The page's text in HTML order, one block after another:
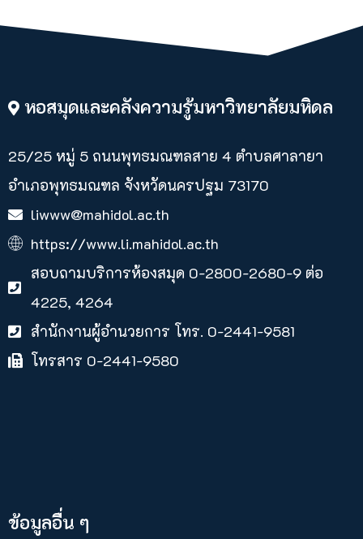
หอสมุดและคลังความรู้มหาวิทยาลัยมหิดล
25/25 หมู่ 5 ถนนพุทธมณฑลสาย 4 ตำบลศาลายา​
อำเภอพุทธมณฑล จังหวัดนครปฐม 73170
liwww@mahidol.ac.th
https://www.li.mahidol.ac.th
สอบถามบริการห้องสมุด 0-2800-2680-9 ต่อ
4225, 4264
สำนักงานผู้อำนวยการ โทร. 0-2441-9581
โทรสาร 0-2441-9580
ข้อมูลอื่น ๆ